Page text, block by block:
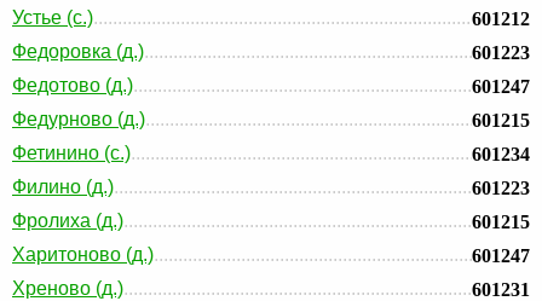
Устье (с.)
601212
Федоровка (д.)
601223
Федотово (д.)
601247
Федурново (д.)
601215
Фетинино (с.)
601234
Филино (д.)
601223
Фролиха (д.)
601215
Харитоново (д.)
601247
Хреново (д.)
601231